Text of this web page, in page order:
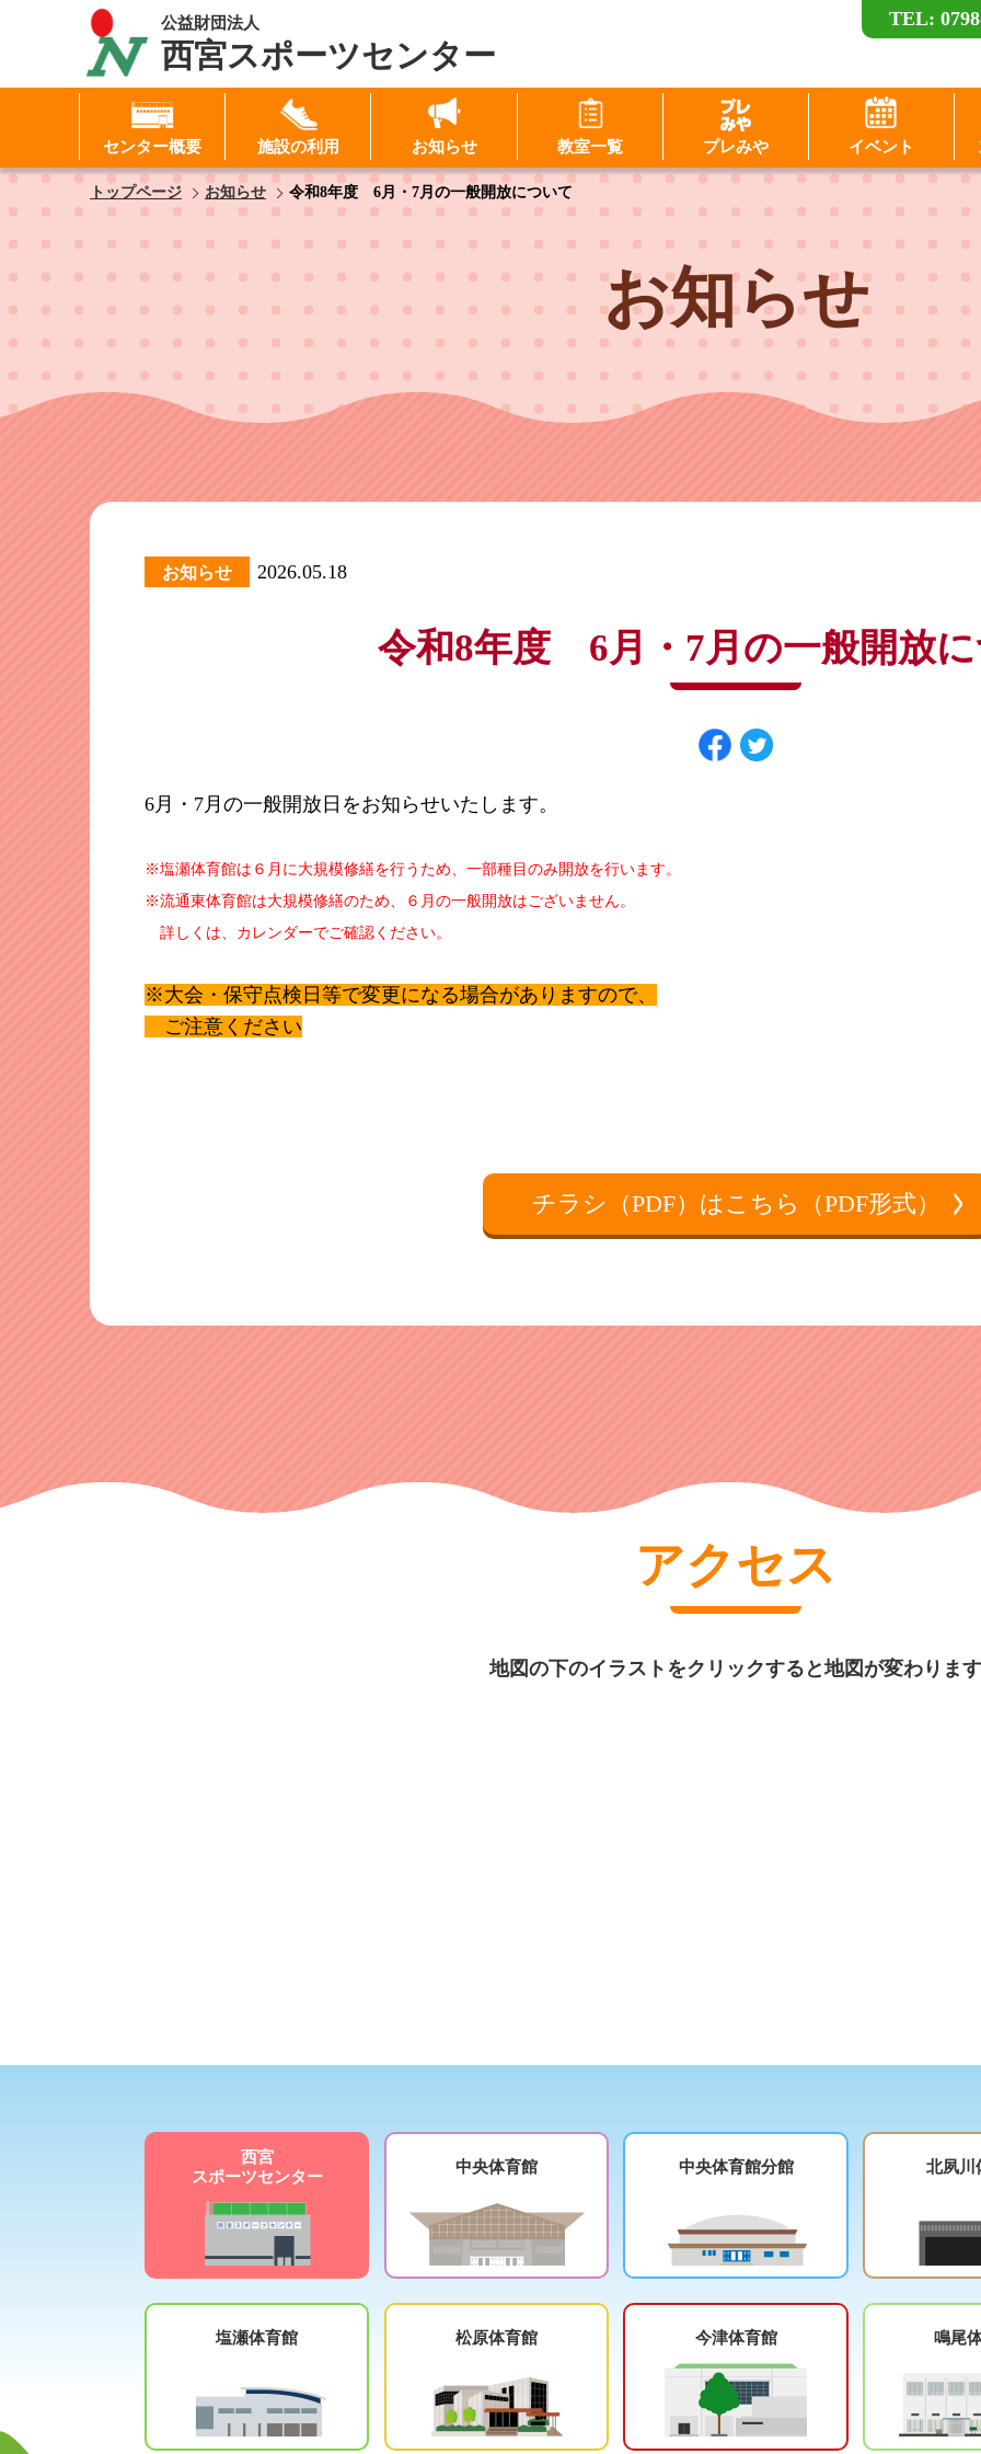
公益財団法人
西宮スポーツセンター
TEL:
センター概要 施設の利用 お知らせ 教室一覧 プレみや イベント
トップページ お知らせ 令和8年度 6月・7月の一般開放について
お知らせ
お知らせ 2026.05.18
令和8年度 6月・7月の一般開放
6月・7月の一般開放日をお知らせいたします。
※塩瀬体育館は６月に大規模修繕を行うため、一部種目のみ開放を行います。
※流通東体育館は大規模修繕のため、６月の一般開放はございません。
詳しくは、カレンダーでご確認ください。
※大会・保守点検日等で変更になる場合がありますので、
ご注意ください
チラシ（PDF）はこちら（PDF形式）
アクセス
地図の下のイラストをクリックすると地図が変わります
西宮
スポーツセンター
中央体育館 中央体育館分館 北夙川
塩瀬体育館 松原体育館 今津体育館 鳴尾
ID（メールアドレス）
パスワードを表示する
パスワードは半角数字、英小文字、英大文字
すべてを含む6文字以上
このホームページで
会員登録がお済みの方
このホームページで
会員登録がまだの方